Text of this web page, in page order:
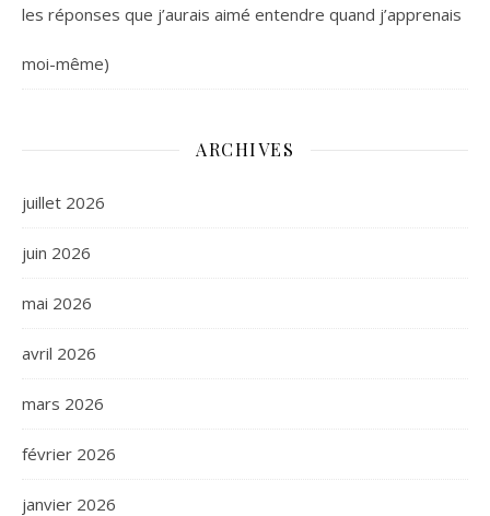
les réponses que j’aurais aimé entendre quand j’apprenais
moi-même)
ARCHIVES
juillet 2026
juin 2026
mai 2026
avril 2026
mars 2026
février 2026
janvier 2026